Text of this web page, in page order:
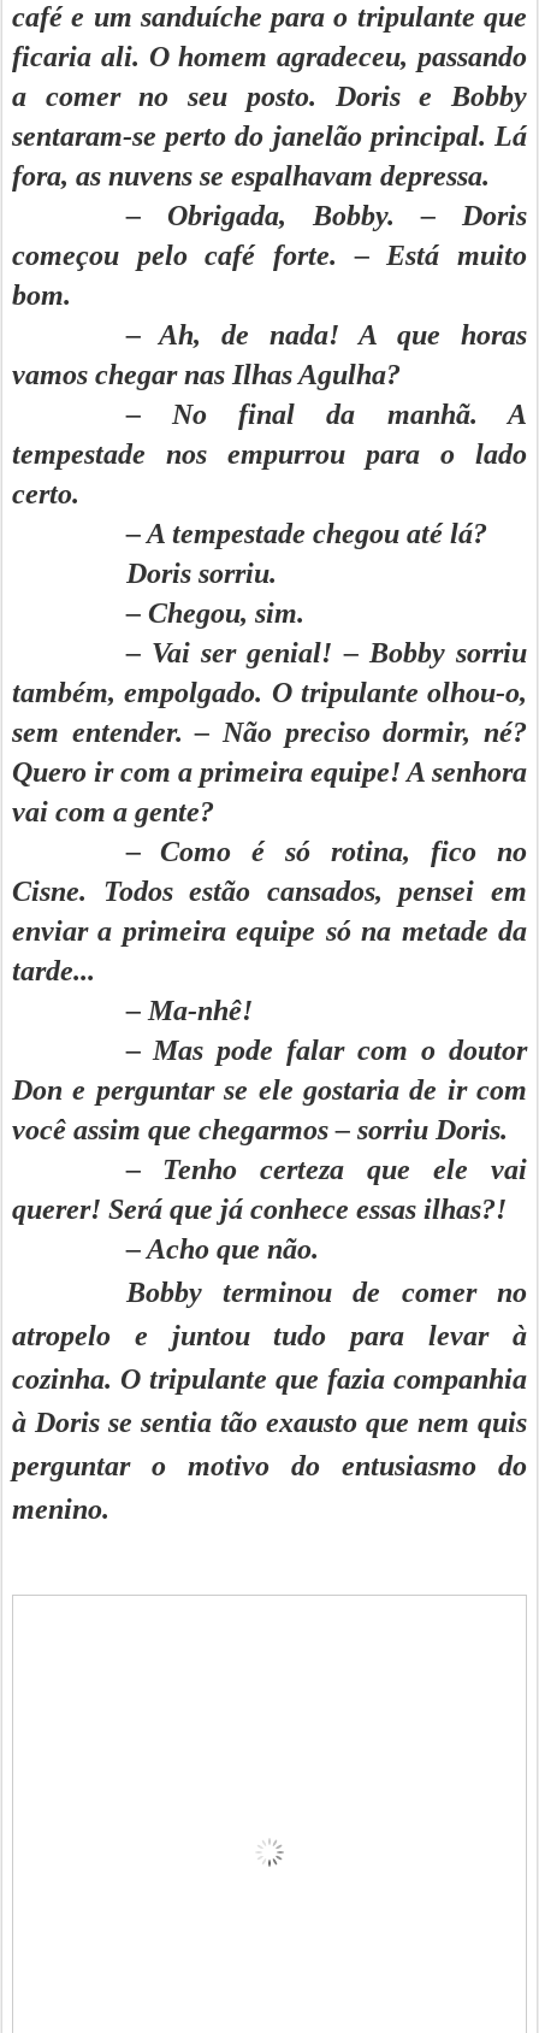
café e um sanduíche para o tripulante que
ficaria ali. O homem agradeceu, passando
a comer no seu posto. Doris e Bobby
sentaram-se perto do janelão principal. Lá
fora, as nuvens se espalhavam depressa.
– Obrigada, Bobby. – Doris
começou pelo café forte. – Está muito
bom.
– Ah, de nada! A que horas
vamos chegar nas Ilhas Agulha?
– No final da manhã. A
tempestade nos empurrou para o lado
certo.
– A tempestade chegou até lá?
Doris sorriu.
– Chegou, sim.
– Vai ser genial! – Bobby sorriu
também, empolgado. O tripulante olhou-o,
sem entender. – Não preciso dormir, né?
Quero ir com a primeira equipe! A senhora
vai com a gente?
– Como é só rotina, fico no
Cisne. Todos estão cansados, pensei em
enviar a primeira equipe só na metade da
tarde...
– Ma-nhê!
– Mas pode falar com o doutor
Don e perguntar se ele gostaria de ir com
você assim que chegarmos – sorriu Doris.
– Tenho certeza que ele vai
querer! Será que já conhece essas ilhas?!
– Acho que não.
Bobby terminou de comer no
atropelo e juntou tudo para levar à
cozinha. O tripulante que fazia companhia
à Doris se sentia tão exausto que nem quis
perguntar o motivo do entusiasmo do
menino.